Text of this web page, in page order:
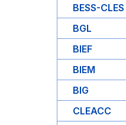
BESS-CLES
BGL
BIEF
BIEM
BIG
CLEACC